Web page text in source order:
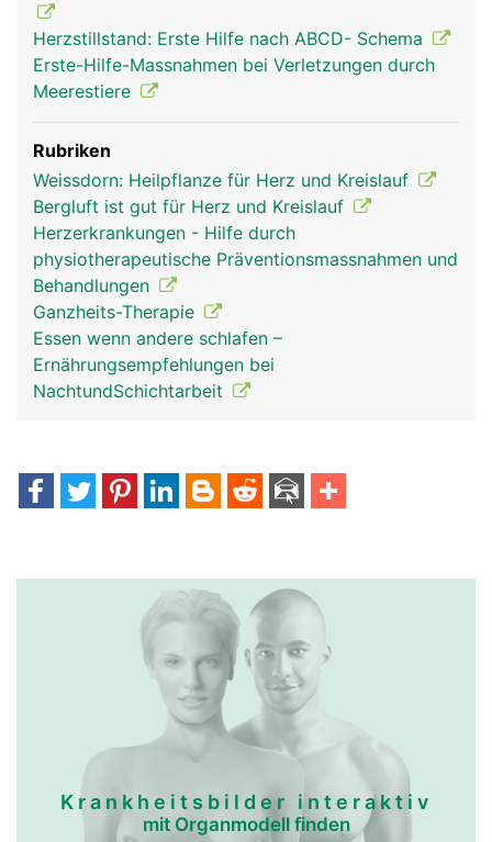
Herzstillstand: Erste Hilfe nach ABCD- Schema
Erste-Hilfe-Massnahmen bei Verletzungen durch
Meerestiere
Rubriken
Weissdorn: Heilpflanze für Herz und Kreislauf
Bergluft ist gut für Herz und Kreislauf
Herzerkrankungen - Hilfe durch
physiotherapeutische Präventionsmassnahmen und
Behandlungen
Ganzheits-Therapie
Essen wenn andere schlafen –
Ernährungsempfehlungen bei
NachtundSchichtarbeit
Krankheitsbilder interaktiv
mit Organmodell finden